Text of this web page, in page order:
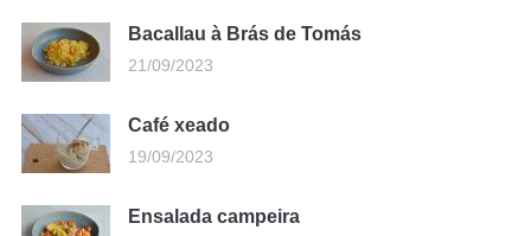
Bacallau à Brás de Tomás
21/09/2023
Café xeado
19/09/2023
Ensalada campeira